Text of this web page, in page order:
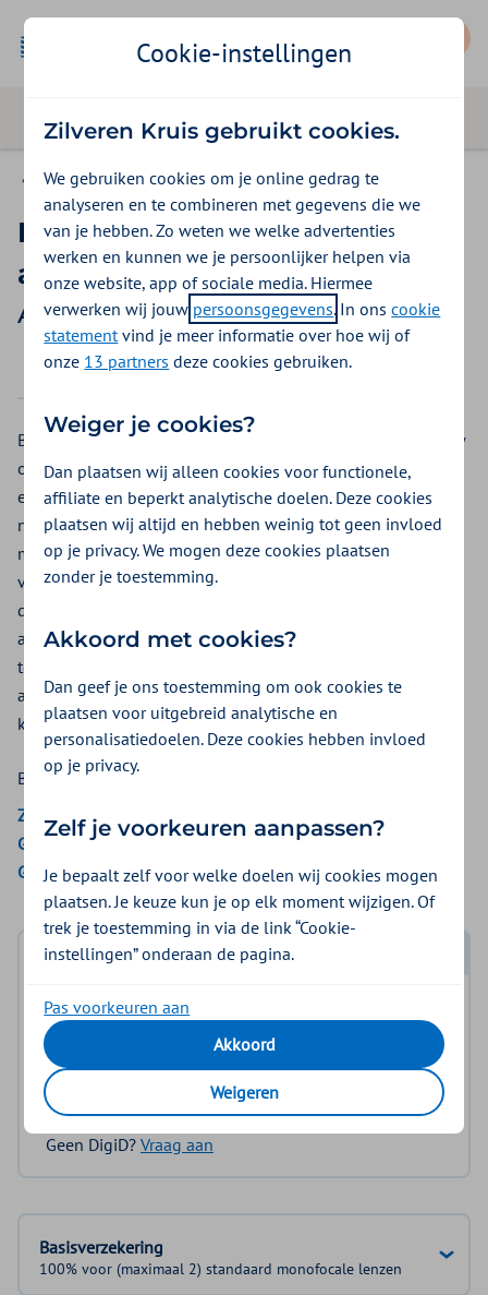
Aon Vitaal
Lensimplantatie bij een
afwijkende lens
Aon Vitaal vergoedingen 2026
2025 2026
Bij een lensimplantatie krijgt u een lens die voor altijd in uw
oog blijft zitten. Bij Aon Vitaal krijgt u een vergoeding voor
een lensimplantatie. Is uw lensimplantatie medisch
noodzakelijk? Dan krijgt u standaard (maximaal 2)
monofocale lenzen uit de basisverzekering vergoed. Kijk
voor de voorwaarden bijmedisch-specialistische zorg
de
andere lens meer geschikt. Bijvoorbeeld een multifocale of
torische lens. Die lens is duurder. De meerprijs van een
andere lens kunt u uit uw aanvullende verzekering vergoed
krijgen.
Bekijk de vergoedingen van:
Zilveren Kruis
Gemeenten Optimaal
Gemeente Amsterdam
Log in met DigiD
Log in en bekijk welke vergoeding en voorwaarden
voor u gelden.
Log in met DigiD
Geen DigiD? Vraag aan
Basisverzekering
100% voor (maximaal 2) standaard monofocale lenzen
Cookie-instellingen
Zilveren Kruis gebruikt cookies.
We gebruiken cookies om je online gedrag te
analyseren en te combineren met gegevens die we
van je hebben. Zo weten we welke advertenties
werken en kunnen we je persoonlijker helpen via
onze website, app of sociale media. Hiermee
verwerken wij jouw persoonsgegevens. In onscookie
statementvind je meer informatie over hoe wij of
onze 13 partners deze cookies gebruiken.
Weiger je cookies?
Dan plaatsen wij alleen cookies voor functionele,
affiliate en beperkt analytische doelen. Deze cookies
plaatsen wij altijd en hebben weinig tot geen invloed
op je privacy. We mogen deze cookies plaatsen
zonder je toestemming.
Akkoord met cookies?
Dan geef je ons toestemming om ook cookies te
plaatsen voor uitgebreid analytische en
personalisatiedoelen. Deze cookies hebben invloed
op je privacy.
Zelf je voorkeuren aanpassen?
Je bepaalt zelf voor welke doelen wij cookies mogen
plaatsen. Je keuze kun je op elk moment wijzigen. Of
trek je toestemming in via de link “Cookie-
instellingen” onderaan de pagina.
Pas voorkeuren aan
Akkoord
Weigeren